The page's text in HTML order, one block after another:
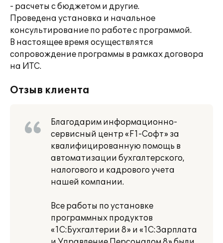
- расчеты с бюджетом и другие.
Проведена установка и начальное
консультирование по работе с программой.
В настоящее время осуществлятся
сопровождение программы в рамках договора
на ИТС.
Отзыв клиента
Благодарим информационно-
сервисный центр «F1-Софт» за
квалифицированную помощь в
автоматизации бухгалтерского,
налогового и кадрового учета
нашей компании.
Все работы по установке
программных продуктов
«1С:Бухгалтерии 8» и «1С:Зарплата